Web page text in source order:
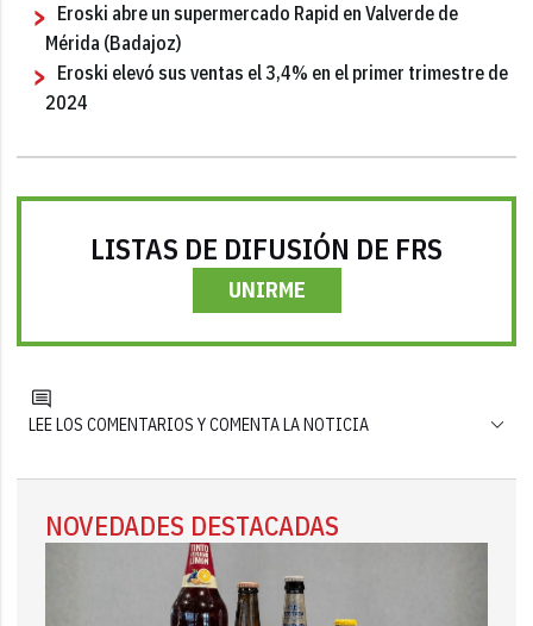
Eroski abre un supermercado Rapid en Valverde de
Mérida (Badajoz)
Eroski elevó sus ventas el 3,4% en el primer trimestre de
2024
LISTAS DE DIFUSIÓN DE FRS
UNIRME
LEE LOS COMENTARIOS Y COMENTA LA NOTICIA
NOVEDADES DESTACADAS